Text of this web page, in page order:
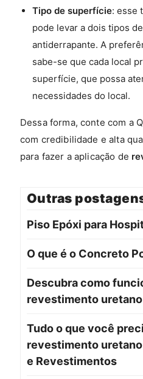
Tipo de superfície: esse
pode levar a dois tipos
antiderrapante. A
sabe-se que cada local
superfície, que possa
necessidades do local.
Dessa forma, conte com a
com credibilidade e alta
para fazer a aplicação de
Outras
Piso Epóxi para
O que é o Concreto
Descubra como
revestimento uretano
Tudo o que você
revestimento
e Revestimentos